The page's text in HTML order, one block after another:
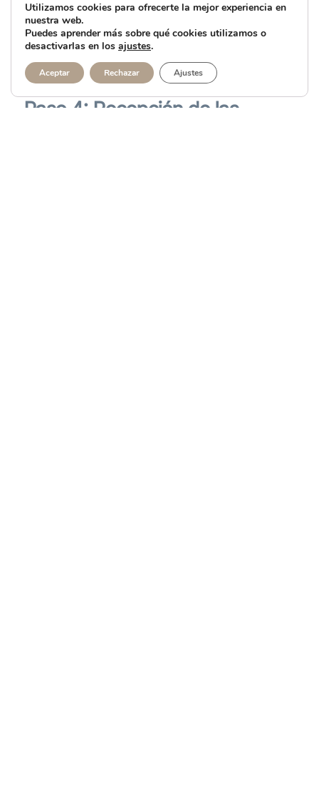
Si estás interesado en conocer más sobre nuestras
instalaciones y cómo nuestro equipo médico puede
ayudarte con este y otros tratamientos integrales, te
invitamos a conocer más sobre nuestra clínica
nuestra filosofía de trabajo centrada en el paciente.
Paso 4: Recepción de las
Utilizamos cookies para ofrecerte la mejor experiencia en
nuestra web.
Puedes aprender más sobre qué cookies utilizamos o
desactivarlas en los ajustes.
Aceptar Rechazar Ajustes